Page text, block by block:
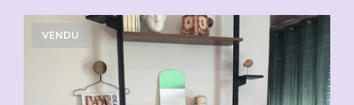
Showing all 11 results
VENDU